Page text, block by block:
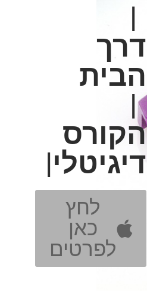
|
דרך
הבית
|
הקורס
דיגיטלי|
לחץ
כאן
לפרטים